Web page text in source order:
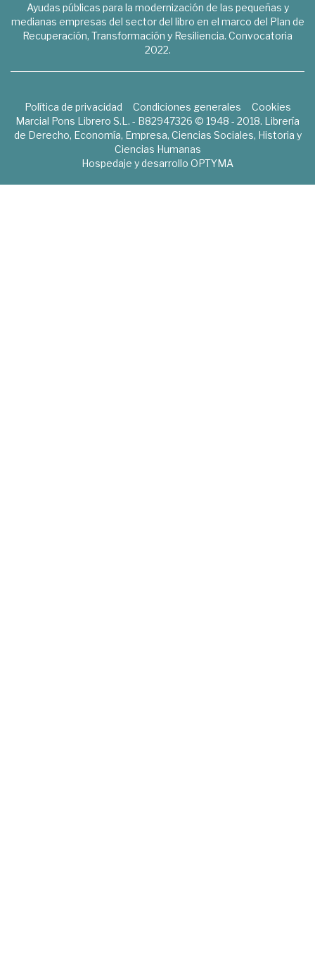
Ayudas públicas para la modernización de las pequeñas y
medianas empresas del sector del libro en el marco del Plan de
Recuperación, Transformación y Resiliencia. Convocatoria
2022.
Política de privacidad Condiciones generales
Cookies
Marcial Pons Librero S.L. - B82947326 © 1948 - 2018. Librería
de Derecho, Economía, Empresa, Ciencias Sociales, Historia y
Ciencias Humanas
Hospedaje y desarrollo OPTYMA